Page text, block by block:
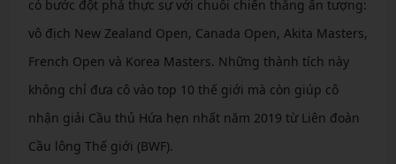
có bước đột phá thực sự với chuỗi chiến thắng ấn tượng:
vô địch New Zealand Open, Canada Open, Akita Masters,
French Open và Korea Masters. Những thành tích này
không chỉ đưa cô vào top 10 thế giới mà còn giúp cô
nhận giải Cầu thủ Hứa hẹn nhất năm 2019 từ Liên đoàn
Cầu lông Thế giới (BWF).